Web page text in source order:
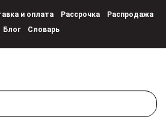
и оплата Рассрочка
Распродажа
Блог
Словарь